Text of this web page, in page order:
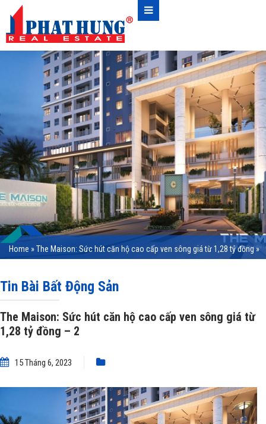
Home »The Maison: Sức hút căn hộ cao cấp ven sông giá từ 1,28 tỷ đồng»
Tin Bài Bất Động Sản
The Maison: Sức hút căn hộ cao cấp ven sông giá từ
1,28 tỷ đồng – 2
15 Tháng 6, 2023